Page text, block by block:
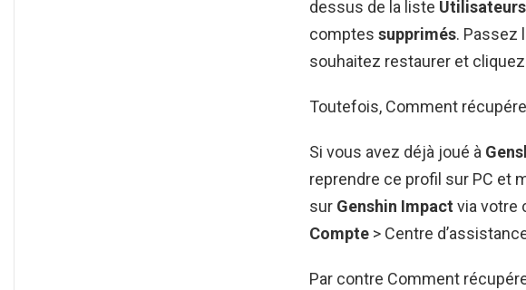
dessus de la liste Utilisateurs
comptes supprimés. Passez
souhaitez restaurer et
Toutefois, Comment
Si vous avez déjà joué à
reprendre ce profil sur PC et
sur Genshin Impact via votre
Compte > Centre
Par contre Comment